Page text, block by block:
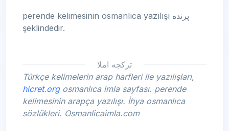
perende kelimesinin osmanlıca yazılışı پرنده
şeklindedir.
تركجه املا
Türkçe kelimelerin arap harfleri ile yazılışları,
hicret.orgosmanlıca imla sayfası. perende
kelimesinin arapça yazılışı. İhya osmanlıca
sözlükleri. Osmanlicaimla.com